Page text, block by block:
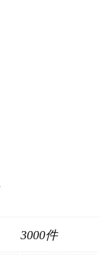
3000件